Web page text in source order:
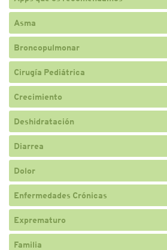
Asma
Broncopulmonar
Cirugía Pediátrica
Crecimiento
Deshidratación
Diarrea
Dolor
Enfermedades Crónicas
Exprematuro
Familia